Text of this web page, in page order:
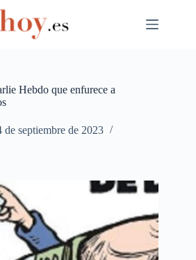
Hebdo que enfurece a
de septiembre de 2023